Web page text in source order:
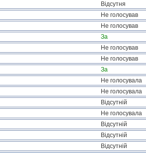
Відсутня
Не голосував
Не голосував
За
Не голосував
Не голосував
За
Не голосувала
Не голосувала
Відсутній
Не голосувала
Відсутній
Відсутній
Відсутній